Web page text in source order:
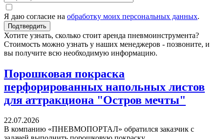
Я даю согласие на обработку моих персональных данных.
Хотите узнать, сколько стоит аренда пневмоинструмента?
Стоимость можно узнать у наших менеджеров - позвоните, и
вы получите всю необходимую информацию.
Порошковая покраска
перфорированных напольных листов
для аттракциона "Остров мечты"
22.07.2026
В компанию «ПНЕВМОПОРТАЛ» обратился заказчик с